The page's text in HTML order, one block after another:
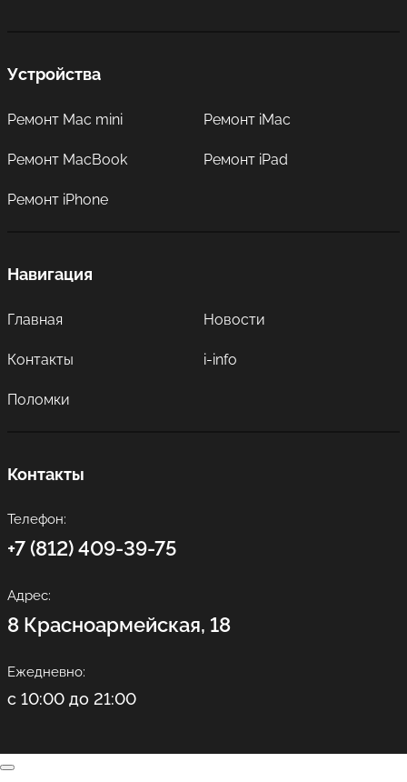
Устройства
Ремонт Mac mini Ремонт iMac
Ремонт MacBook Ремонт iPad
Ремонт iPhone
Навигация
Главная Новости
Контакты i-info
Поломки
Контакты
Телефон:
+7 (812) 409-39-75
Адрес:
8 Красноармейская, 18
Ежедневно:
с 10:00 до 21:00